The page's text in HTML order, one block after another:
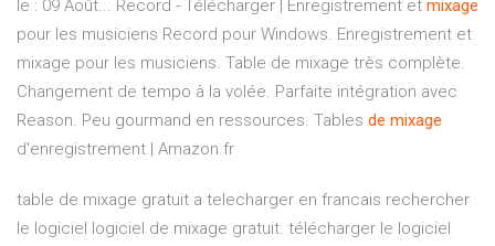
le : 09 Août... Record - Télécharger | Enregistrement et mixage
pour les musiciens Record pour Windows. Enregistrement et
mixage pour les musiciens. Table de mixage très complète.
Changement de tempo à la volée. Parfaite intégration avec
Reason. Peu gourmand en ressources. Tables de mixage
d'enregistrement | Amazon.fr
table de mixage gratuit a telecharger en francais rechercher
le logiciel logiciel de mixage gratuit. télécharger le logiciel